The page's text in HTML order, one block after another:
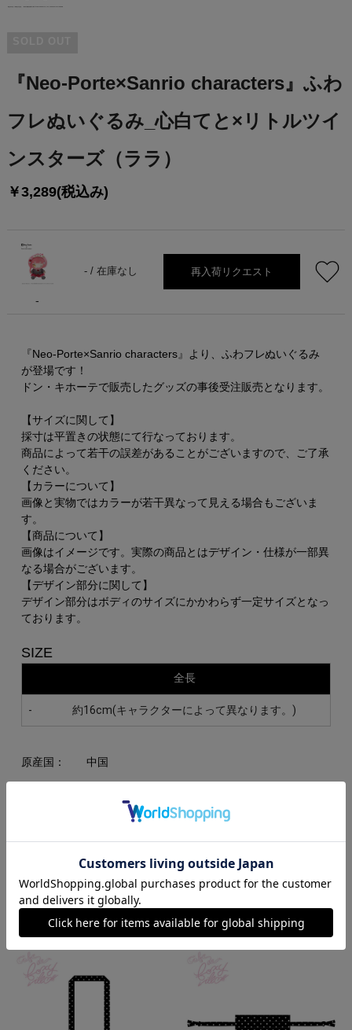
『Neo-Porte×Sanrio characters』ふわ
フレぬいぐるみ_心白てと×リトルツイ
ンスターズ（ララ）
￥3,289(税込み)
-
- /在庫なし 再入荷リクエスト
『Neo-Porte×Sanrio characters』より、ふわフレぬいぐるみ
が登場です！
ドン・キホーテで販売したグッズの事後受注販売となります。
【サイズに関して】
採寸は平置きの状態にて行なっております。
商品によって若干の誤差があることがございますので、ご了承
ください。
【カラーについて】
画像と実物ではカラーが若干異なって見える場合もございま
す。
【商品について】
画像はイメージです。実際の商品とはデザイン・仕様が一部異
なる場合がございます。
【デザイン部分に関して】
デザイン部分はボディのサイズにかかわらず一定サイズとなっ
ております。
SIZE
全長
- 約16cm(キャラクターによって異なります。)
原産国： 中国
ポリエステル
RECOMMEND